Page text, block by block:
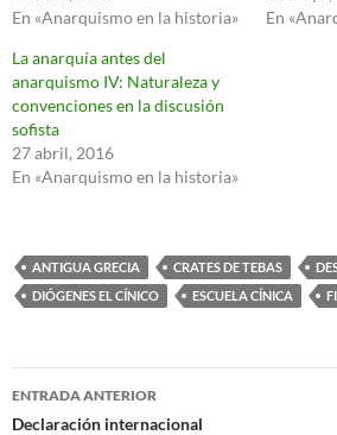
En «Anarquismo en la historia»
En
La anarquía antes del
anarquismo IV: Naturaleza y
convenciones en la discusión
sofista
27 abril, 2016
En «Anarquismo en la historia»
ANTIGUA GRECIA CRATES DE TEBAS
DIÓGENES EL CÍNICO
ESCUELA CÍNICA
Navegación
ENTRADA ANTERIOR
Declaración internacional